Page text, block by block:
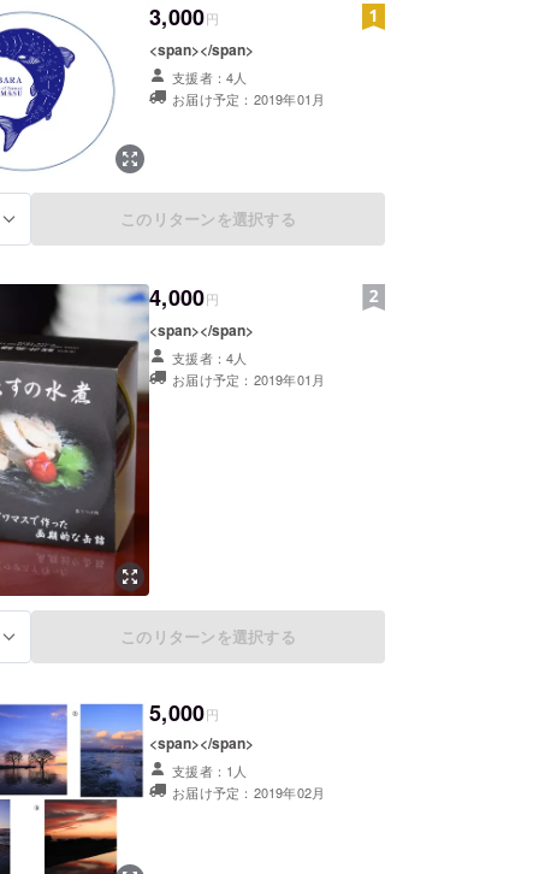
3,000円
<span></span>
支援者：4人
お届け予定：2019年01月
このリターンを選択する
4,000円
<span></span>
支援者：4人
お届け予定：2019年01月
このリターンを選択する
5,000円
<span></span>
支援者：1人
お届け予定：2019年02月